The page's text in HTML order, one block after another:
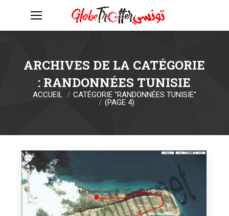
ARCHIVES DE LA CATÉGORIE
: RANDONNÉES TUNISIE
Vous êtes ici :
ACCUEIL
CATÉGORIE "RANDONNÉES TUNISIE"
(PAGE 4)